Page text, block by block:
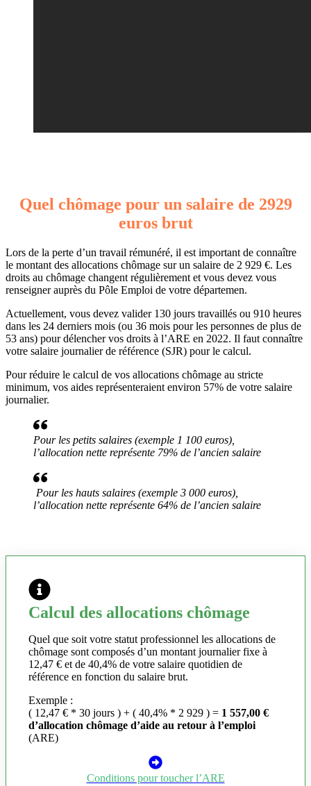
Quel chômage pour un salaire de 2929
euros brut
Lors de la perte d’un travail rémunéré, il est important de connaître
le montant des allocations chômage sur un salaire de 2 929 €. Les
droits au chômage changent régulièrement et vous devez vous
renseigner auprès du Pôle Emploi de votre départemen.
Actuellement, vous devez valider 130 jours travaillés ou 910 heures
dans les 24 derniers mois (ou 36 mois pour les personnes de plus de
53 ans) pour délencher vos droits à l’ARE en 2022. Il faut connaître
votre salaire journalier de référence (SJR) pour le calcul.
Pour réduire le calcul de vos allocations chômage au stricte
minimum, vos aides représenteraient environ 57% de votre salaire
journalier.
Pour les petits salaires (exemple 1 100 euros),
l’allocation nette représente 79% de l’ancien salaire
Pour les hauts salaires (exemple 3 000 euros),
l’allocation nette représente 64% de l’ancien salaire
Calcul des allocations chômage
Quel que soit votre statut professionnel les allocations de
chômage sont composés d’un montant journalier fixe à
12,47 € et de 40,4% de votre salaire quotidien de
référence en fonction du salaire brut.
Exemple :
( 12,47 € * 30 jours ) + ( 40,4% * 2 929 ) = 1 557,00 €
d’allocation chômage d’aide au retour à l’emploi
(ARE)
Conditions pour toucher l’ARE